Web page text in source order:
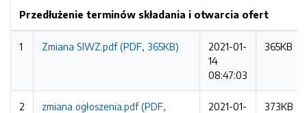
Przedłużenie terminów składania i otwarcia ofert
1 Zmiana SIWZ.pdf (PDF, 365KB)
2021-01-
14
08:47:03
365KB
2
zmiana ogłoszenia.pdf (PDF,
2021-01-
373KB